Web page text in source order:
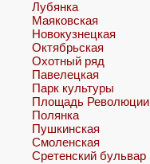
Лубянка
Маяковская
Новокузнецкая
Октябрьская
Охотный ряд
Павелецкая
Парк культуры
Площадь Революции
Полянка
Пушкинская
Смоленская
Сретенский бульвар